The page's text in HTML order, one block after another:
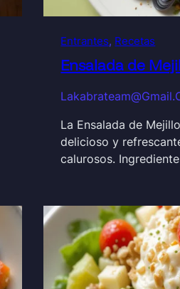
Entrantes, Recetas
Ensalada de
La Ensalada de
delicioso y
calurosos.